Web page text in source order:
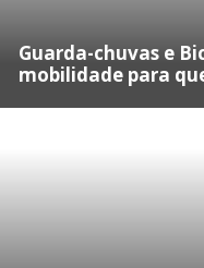
Guarda-chuvas e
mobilidade para